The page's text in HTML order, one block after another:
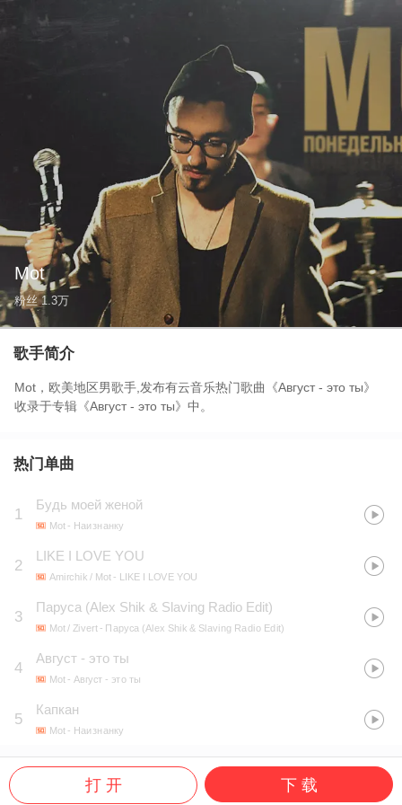
Mot
粉丝 1.3万
歌手简介
Mot，欧美地区男歌手,发布有云音乐热门歌曲《Август - это ты》
收录于专辑《Август - это ты》中。
热门单曲
1
Будь моей женой
Mot- Наизнанку
2
LIKE I LOVE YOU
Amirchik / Mot- LIKE I LOVE YOU
3
Паруса (Alex Shik & Slaving Radio Edit)
Mot / Zivert- Паруса (Alex Shik & Slaving Radio Edit)
4
Август - это ты
Mot- Август - это ты
5
Капкан
Mot- Наизнанку
打 开 下 载